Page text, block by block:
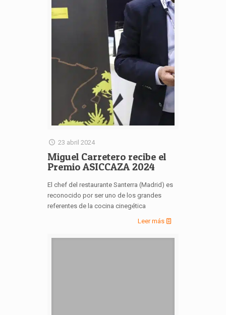
23 abril 2024
Miguel Carretero recibe el
Premio ASICCAZA 2024
El chef del restaurante Santerra (Madrid) es
reconocido por ser uno de los grandes
referentes de la cocina cinegética
Leer más